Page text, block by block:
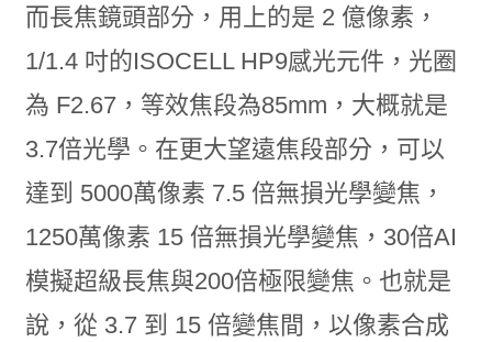
而長焦鏡頭部分，用上的是 2 億像素，
1/1.4 吋的ISOCELL HP9感光元件，光圈
為 F2.67，等效焦段為85mm，大概就是
3.7倍光學。在更大望遠焦段部分，可以
達到 5000萬像素 7.5 倍無損光學變焦，
1250萬像素 15 倍無損光學變焦，30倍AI
模擬超級長焦與200倍極限變焦。也就是
說，從 3.7 到 15 倍變焦間，以像素合成